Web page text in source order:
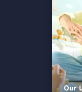
مشاهدة مسلسل عالمنا Our